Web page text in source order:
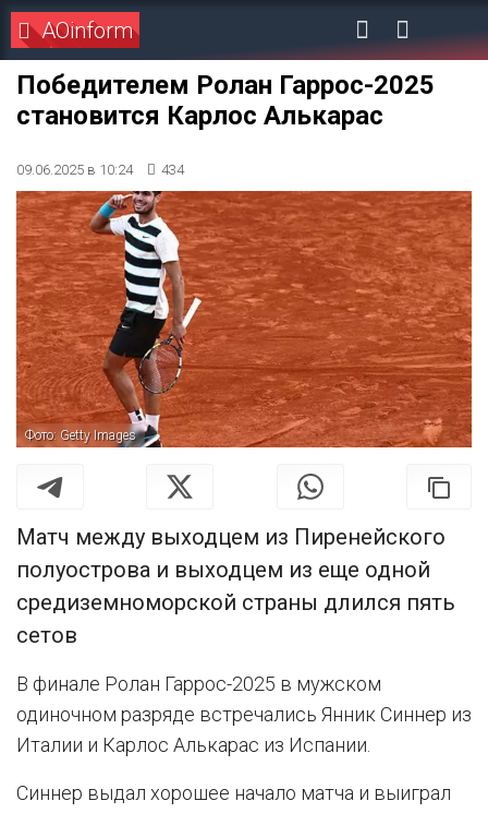
AOinform
Победителем Ролан Гаррос-2025
становится Карлос Алькарас
09.06.2025 в 10:24 434
Фото: Getty Images
Матч между выходцем из Пиренейского
полуострова и выходцем из еще одной
средиземноморской страны длился пять
сетов
В финале Ролан Гаррос-2025 в мужском
одиночном разряде встречались Янник Синнер из
Италии и Карлос Алькарас из Испании.
Синнер выдал хорошее начало матча и выиграл